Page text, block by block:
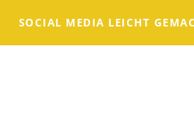
SOCIAL MEDIA LEICHT